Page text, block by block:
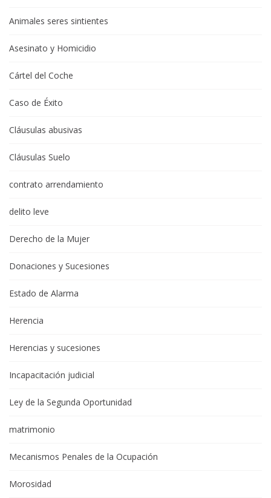
Animales seres sintientes
Asesinato y Homicidio
Cártel del Coche
Caso de Éxito
Cláusulas abusivas
Cláusulas Suelo
contrato arrendamiento
delito leve
Derecho de la Mujer
Donaciones y Sucesiones
Estado de Alarma
Herencia
Herencias y sucesiones
Incapacitación judicial
Ley de la Segunda Oportunidad
matrimonio
Mecanismos Penales de la Ocupación
Morosidad